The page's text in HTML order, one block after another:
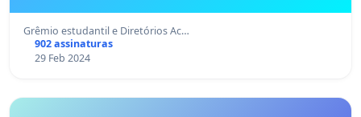
Grêmio estudantil e Diretórios Ac…
902 assinaturas
29 Feb 2024